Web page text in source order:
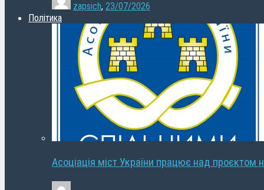
zapsich, 23/07/2026
Політика
Асоціація міст України працює над проєктом